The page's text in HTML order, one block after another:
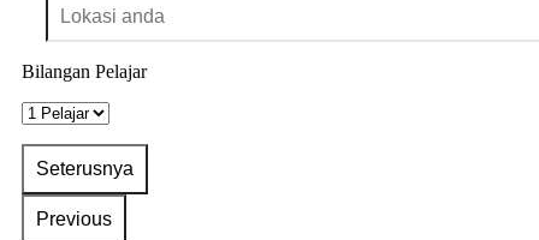
Bilangan Pelajar